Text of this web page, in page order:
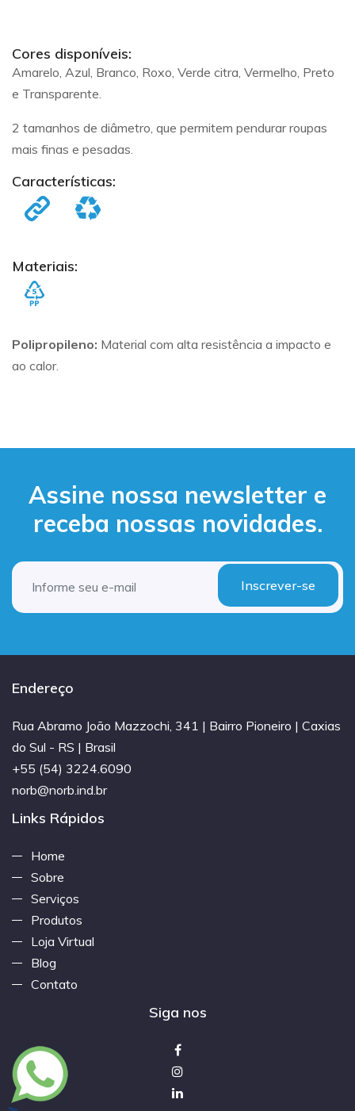
Cores disponíveis:
Amarelo, Azul, Branco, Roxo, Verde citra, Vermelho, Preto
e Transparente.
2 tamanhos de diâmetro, que permitem pendurar roupas
mais finas e pesadas.
Características:
Materiais:
Polipropileno: Material com alta resistência a impacto e
ao calor.
Assine nossa newsletter e
receba nossas novidades.
Inscrever-se
Endereço
Rua Abramo João Mazzochi, 341 | Bairro Pioneiro | Caxias
do Sul - RS | Brasil
+55 (54) 3224.6090
norb@norb.ind.br
Links Rápidos
Home
Sobre
Serviços
Produtos
Loja Virtual
Blog
Contato
Siga nos